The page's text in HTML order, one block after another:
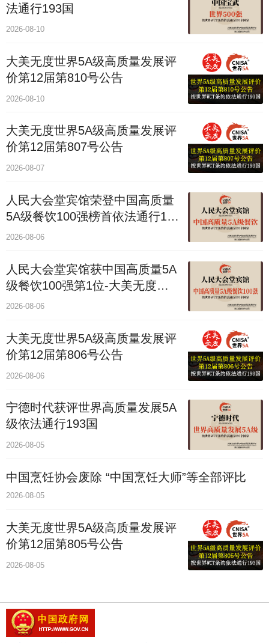
法通行193国
2026-08-10
大美无度世界5A级高质量发展评
价第12届第810号公告
2026-08-10
大美无度世界5A级高质量发展评
价第12届第807号公告
2026-08-07
人民大会堂宾馆荣登中国高质量
5A级餐饮100强榜首依法通行193
国
2026-08-06
人民大会堂宾馆获中国高质量5A
级餐饮100强第1位-大美无度评
价通193国
2026-08-06
大美无度世界5A级高质量发展评
价第12届第806号公告
2026-08-06
宁德时代获评世界高质量发展5A
级依法通行193国
2026-08-05
中国烹饪协会废除 “中国烹饪大师”等全部评比
2026-08-05
大美无度世界5A级高质量发展评
价第12届第805号公告
2026-08-05